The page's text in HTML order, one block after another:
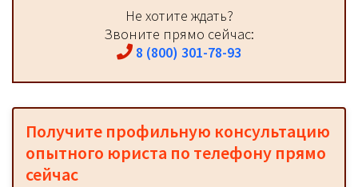
Не хотите ждать?
Звоните прямо сейчас:
8 (800) 301-78-93
Получите профильную консультацию
опытного юриста по телефону прямо
сейчас